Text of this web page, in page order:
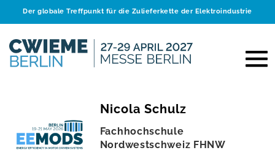
Der globale Treffpunkt für die Zulieferkette der Elektroindustrie
Nicola Schulz
Fachhochschule
Nordwestschweiz FHNW